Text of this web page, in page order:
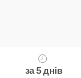
за 5 днів